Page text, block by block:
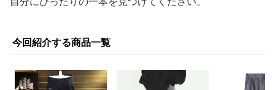
今回紹介する商品一覧